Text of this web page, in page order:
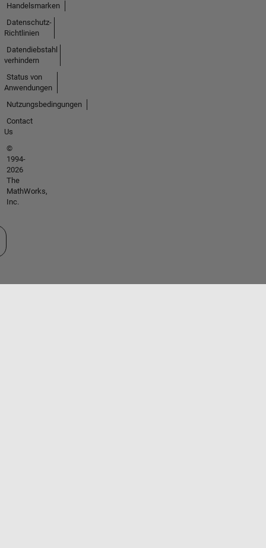
Handelsmarken
Datenschutz-
Richtlinien
Datendiebstahl
verhindern
Status von
Anwendungen
Nutzungsbedingungen
Contact
Us
©
1994-
2026
The
MathWorks,
Inc.